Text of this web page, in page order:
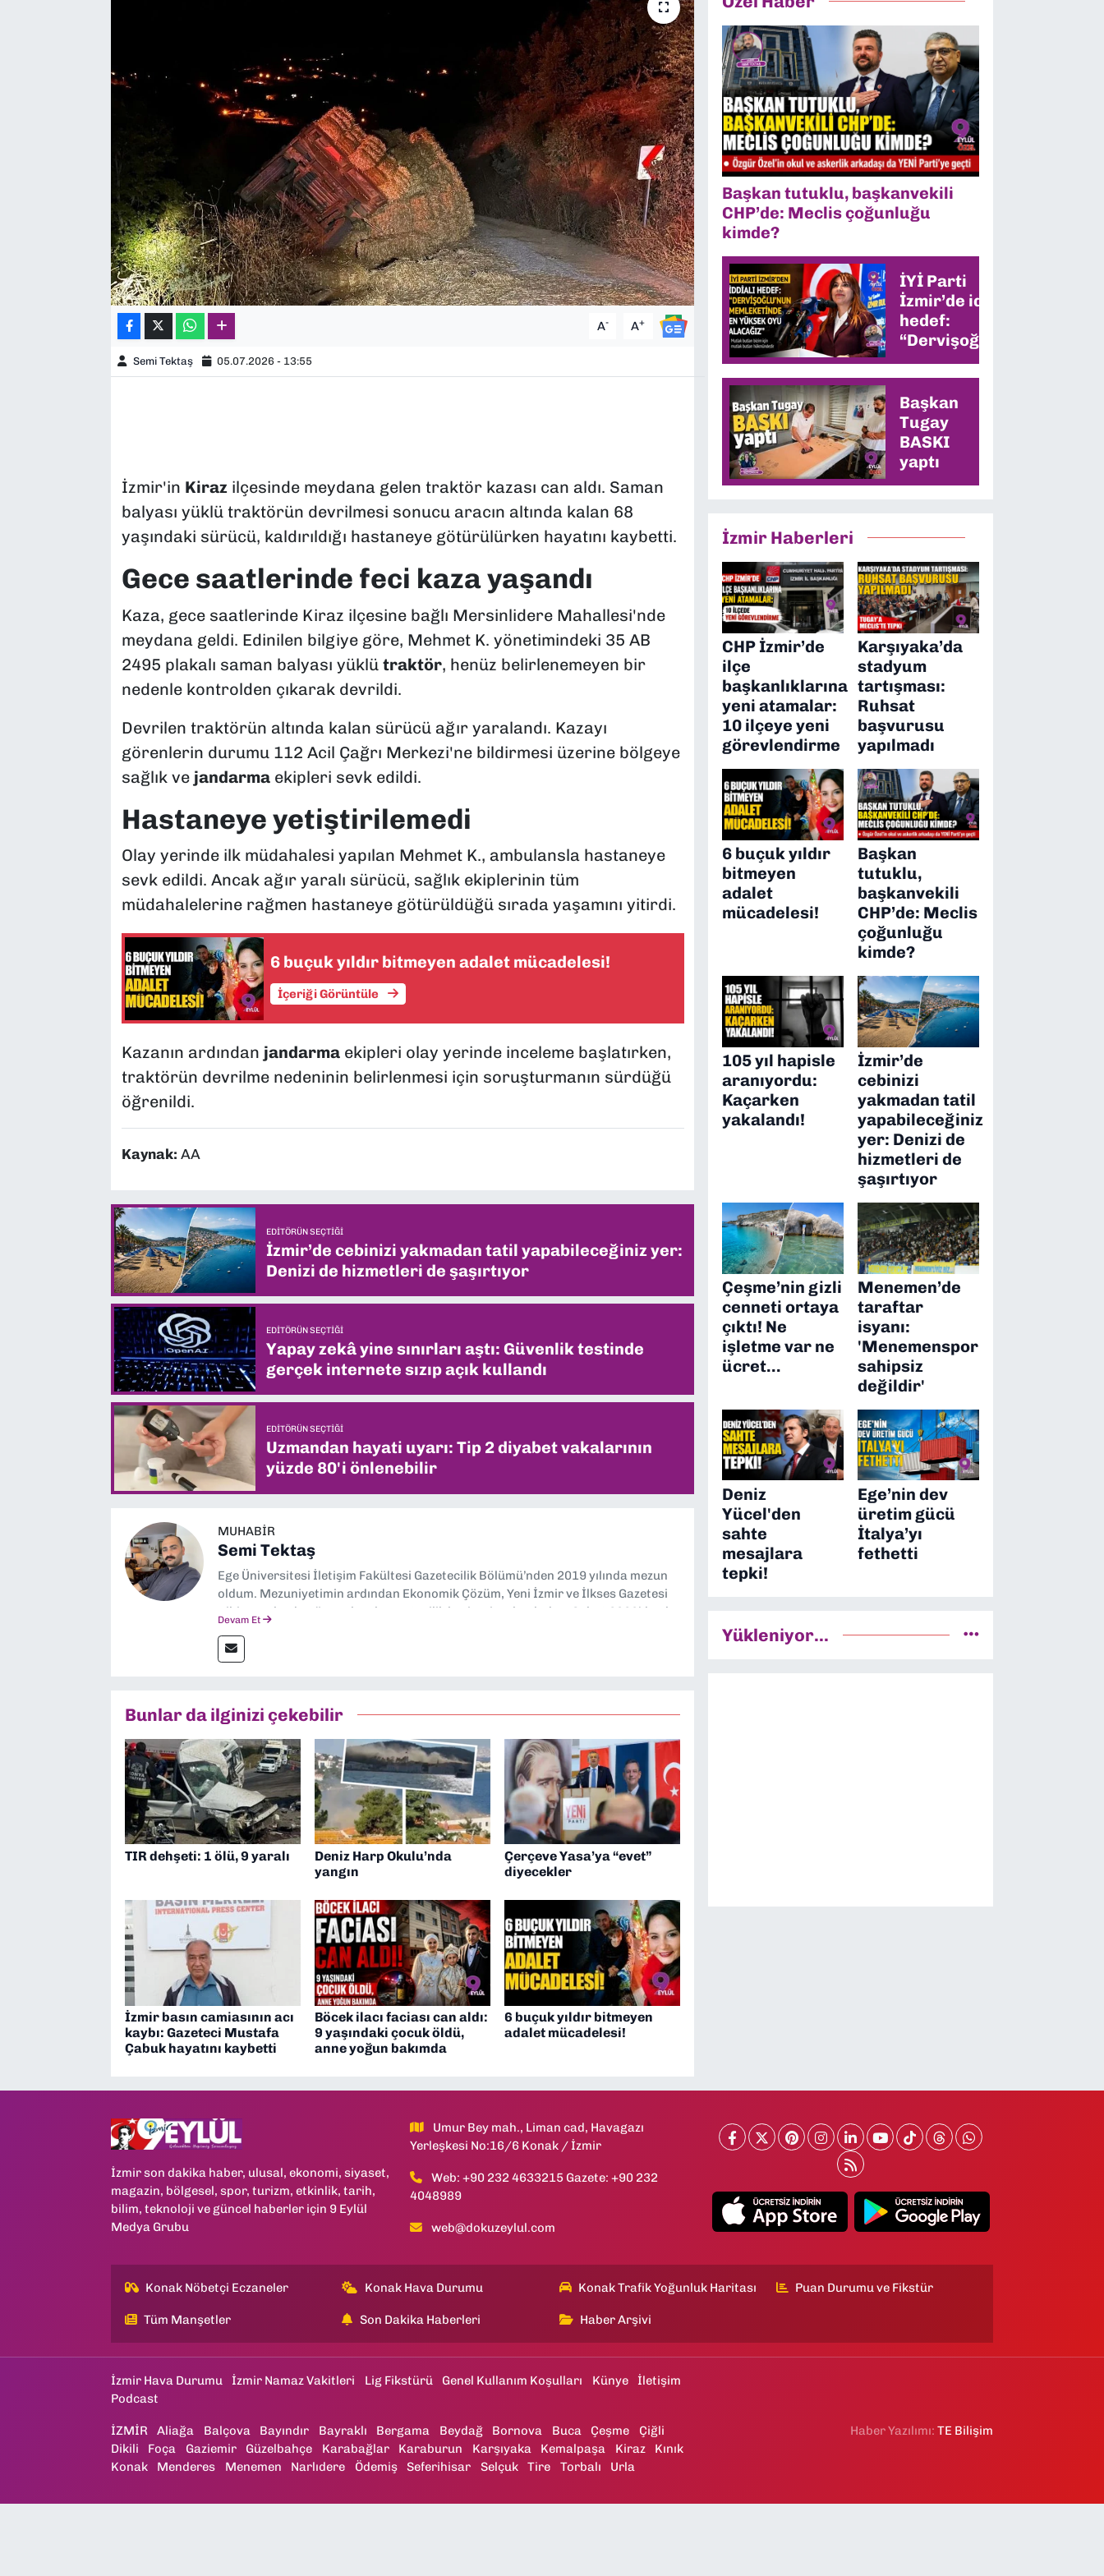
A- A+
Semi Tektaş 05.07.2026 - 13:55
İzmir'in Kirazilçesinde meydana gelen traktör kazası can aldı. Saman
balyası yüklü traktörün devrilmesi sonucu aracın altında kalan 68
yaşındaki sürücü, kaldırıldığı hastaneye götürülürken hayatını kaybetti.
Gece saatlerinde feci kaza yaşandı
Kaza, gece saatlerinde Kiraz ilçesine bağlı Mersinlidere Mahallesi'nde
meydana geldi. Edinilen bilgiye göre, Mehmet K. yönetimindeki 35 AB
2495 plakalı saman balyası yüklü traktör, henüz belirlenemeyen bir
nedenle kontrolden çıkarak devrildi.
Devrilen traktörün altında kalan sürücü ağır yaralandı. Kazayı
görenlerin durumu 112 Acil Çağrı Merkezi'ne bildirmesi üzerine bölgeye
sağlık ve jandarmaekipleri sevk edildi.
Hastaneye yetiştirilemedi
Olay yerinde ilk müdahalesi yapılan Mehmet K., ambulansla hastaneye
sevk edildi. Ancak ağır yaralı sürücü, sağlık ekiplerinin tüm
müdahalelerine rağmen hastaneye götürüldüğü sırada yaşamını yitirdi.
6 buçuk yıldır bitmeyen adalet mücadelesi!
İçeriği Görüntüle
Kazanın ardından jandarmaekipleri olay yerinde inceleme başlatırken,
traktörün devrilme nedeninin belirlenmesi için soruşturmanın sürdüğü
öğrenildi.
Kaynak: AA
EDITÖRÜN SEÇTIĞI
İzmir’de cebinizi yakmadan tatil yapabileceğiniz yer:
Denizi de hizmetleri de şaşırtıyor
EDITÖRÜN SEÇTIĞI
Yapay zekâ yine sınırları aştı: Güvenlik testinde
gerçek internete sızıp açık kullandı
EDITÖRÜN SEÇTIĞI
Uzmandan hayati uyarı: Tip 2 diyabet vakalarının
yüzde 80'i önlenebilir
MUHABIR
Semi Tektaş
Ege Üniversitesi İletişim Fakültesi Gazetecilik Bölümü’nden 2019 yılında mezun
oldum. Mezuniyetimin ardından Ekonomik Çözüm, Yeni İzmir ve İlkses Gazetesi
gibi yayınlarda görev alarak gazetecilik kariyerime başladım. Şubat 2026’dan bu
Devam Et
Bunlar da ilginizi çekebilir
TIR dehşeti: 1 ölü, 9 yaralı
Deniz Harp Okulu’nda
yangın
Çerçeve Yasa’ya “evet”
diyecekler
İzmir basın camiasının acı
kaybı: Gazeteci Mustafa
Çabuk hayatını kaybetti
Böcek ilacı faciası can aldı:
9 yaşındaki çocuk öldü,
anne yoğun bakımda
6 buçuk yıldır bitmeyen
adalet mücadelesi!
Başkan tutuklu, başkanvekili
CHP’de: Meclis çoğunluğu
kimde?
İYİ Parti
İzmir’de iddialı
hedef:
“Dervişoğlu’nun
memleketinde
en yüksek oyu
alacağız”
Başkan
Tugay
BASKI
yaptı
İzmir Haberleri
CHP İzmir’de
ilçe
başkanlıklarına
yeni atamalar:
10 ilçeye yeni
görevlendirme
Karşıyaka’da
stadyum
tartışması:
Ruhsat
başvurusu
yapılmadı
6 buçuk yıldır
bitmeyen
adalet
mücadelesi!
Başkan
tutuklu,
başkanvekili
CHP’de: Meclis
çoğunluğu
kimde?
105 yıl hapisle
aranıyordu:
Kaçarken
yakalandı!
İzmir’de
cebinizi
yakmadan tatil
yapabileceğiniz
yer: Denizi de
hizmetleri de
şaşırtıyor
Çeşme’nin gizli
cenneti ortaya
çıktı! Ne
işletme var ne
ücret…
Menemen’de
taraftar
isyanı:
'Menemenspor
sahipsiz
değildir'
Deniz
Yücel'den
sahte
mesajlara
tepki!
Ege’nin dev
üretim gücü
İtalya’yı
fethetti
Yükleniyor...
İzmir son dakika haber, ulusal, ekonomi, siyaset,
magazin, bölgesel, spor, turizm, etkinlik, tarih,
bilim, teknoloji ve güncel haberler için 9 Eylül
Medya Grubu
Umur Bey mah., Liman cad, Havagazı
Yerleşkesi No:16/6 Konak / İzmir
Web: +90 232 4633215 Gazete: +90 232
4048989
web@dokuzeylul.com
Konak Nöbetçi Eczaneler Konak Hava Durumu Konak Trafik Yoğunluk Haritası Puan Durumu ve Fikstür
Tüm Manşetler Son Dakika Haberleri Haber Arşivi
İzmir Hava Durumu İzmir Namaz Vakitleri Lig Fikstürü Genel Kullanım Koşulları Künye
İletişim
Podcast
İZMİR Aliağa Balçova Bayındır Bayraklı Bergama Beydağ Bornova Buca Çeşme
Çiğli
Dikili
Foça Gaziemir Güzelbahçe Karabağlar Karaburun Karşıyaka Kemalpaşa Kiraz
Kınık
Konak
Menderes Menemen Narlıdere Ödemiş Seferihisar Selçuk Tire Torbalı Urla
Haber Yazılımı:TE Bilişim
YEREL YÖNETİMLER